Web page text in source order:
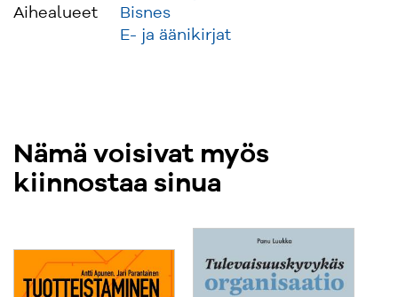
Aihealueet
Bisnes
E- ja äänikirjat
Nämä voisivat myös
kiinnostaa sinua